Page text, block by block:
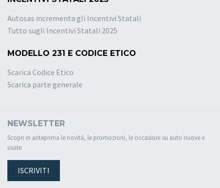
Autosas incrementa gli Incentivi Statali
Tutto sugli Incentivi Statali 2025
MODELLO 231 E CODICE ETICO
Scarica Codice Etico
Scarica parte generale
NEWSLETTER
Scopri in anteprima le novità, le promozioni, le occasioni su auto nuove e
usate
ISCRIVITI